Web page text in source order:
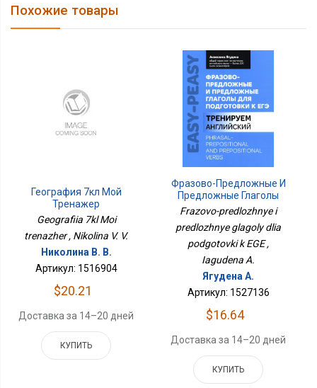
Похожие товары
География 7кл Мой
Тренажер
Geografiia 7kl Moi
trenazher , Nikolina V. V.
Николина В. В.
Артикул: 1516904
$20.21
Доставка за 14–20 дней
КУПИТЬ
Фразово-Предложные И
Предложные Глаголы
Для Подготовки К ЕГЭ
Frazovo-predlozhnye i
predlozhnye glagoly dlia
podgotovki k EGE ,
Iagudena A.
Ягудена А.
Артикул: 1527136
$16.64
Доставка за 14–20 дней
КУПИТЬ